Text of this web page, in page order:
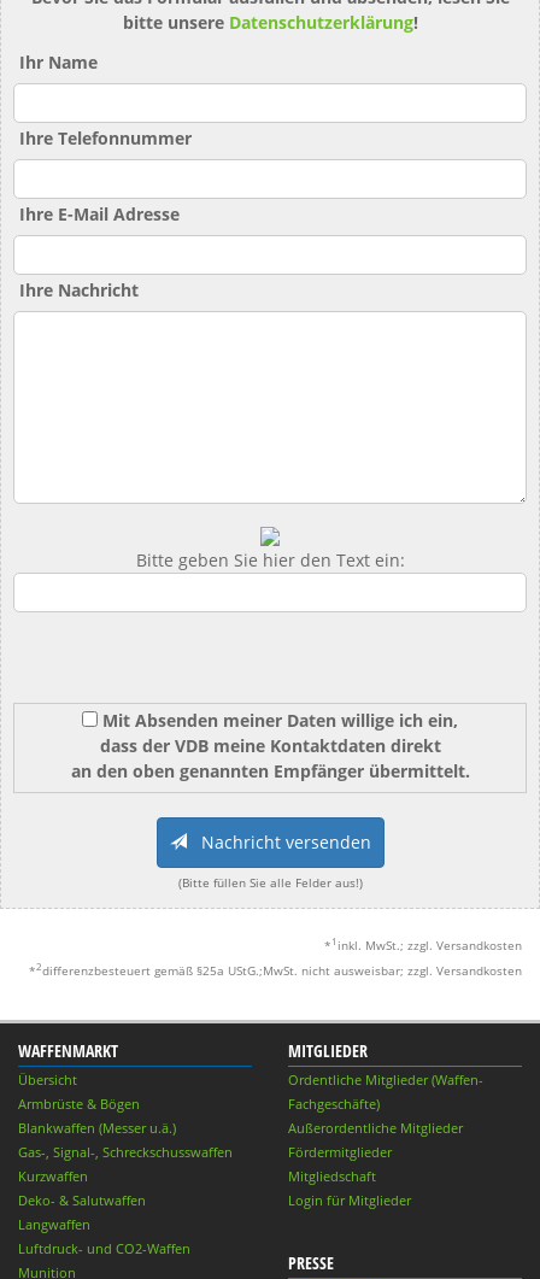
bitte unsere Datenschutzerklärung!
Ihr Name
Ihre Telefonnummer
Ihre E-Mail Adresse
Ihre Nachricht
Bitte geben Sie hier den Text ein:
Mit Absenden meiner Daten willige ich ein,
dass der VDB meine Kontaktdaten direkt
an den oben genannten Empfänger übermittelt.
Nachricht versenden
(Bitte füllen Sie alle Felder aus!)
* 1 inkl. MwSt.; zzgl. Versandkosten
*2differenzbesteuert gemäß §25a UStG.;MwSt. nicht ausweisbar; zzgl. Versandkosten
WAFFENMARKT
Übersicht
Armbrüste & Bögen
Blankwaffen (Messer u.ä.)
Gas-, Signal-, Schreckschusswaffen
Kurzwaffen
Deko- & Salutwaffen
Langwaffen
Luftdruck- und CO2-Waffen
Munition
MITGLIEDER
Ordentliche Mitglieder (Waffen-
Fachgeschäfte)
Außerordentliche Mitglieder
Fördermitglieder
Mitgliedschaft
Login für Mitglieder
PRESSE